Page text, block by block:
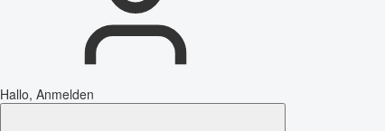
Hallo, Anmelden